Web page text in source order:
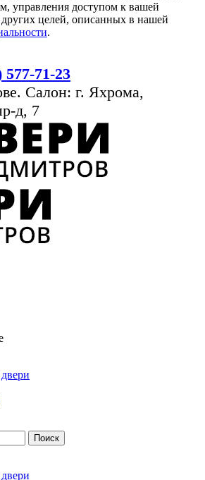
управления доступом к вашей
целей, описанных в нашей
.
577-71-23
Салон: г. Яхрома,
д, 7
Поиск